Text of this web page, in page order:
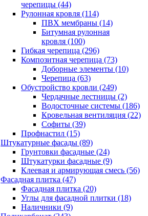
черепицы (44)
Рулонная кровля (114)
ПВХ мембраны (14)
Битумная рулонная
кровля (100)
Гибкая черепица (296)
Композитная черепица (73)
Доборные элементы (10)
Черепица (63)
Обустройство кровли (249)
Чердачные лестницы (2)
Водосточные системы (186)
Кровельная вентиляция (22)
Cофиты (39)
Профнастил (15)
Штукатурные фасады (89)
Грунтовки фасадные (24)
Штукатурки фасадные (9)
Клеевая и армирующая смесь (56)
Фасадная плитка (47)
Фасадная плитка (20)
Углы для фасадной плитки (18)
Наличники (9)